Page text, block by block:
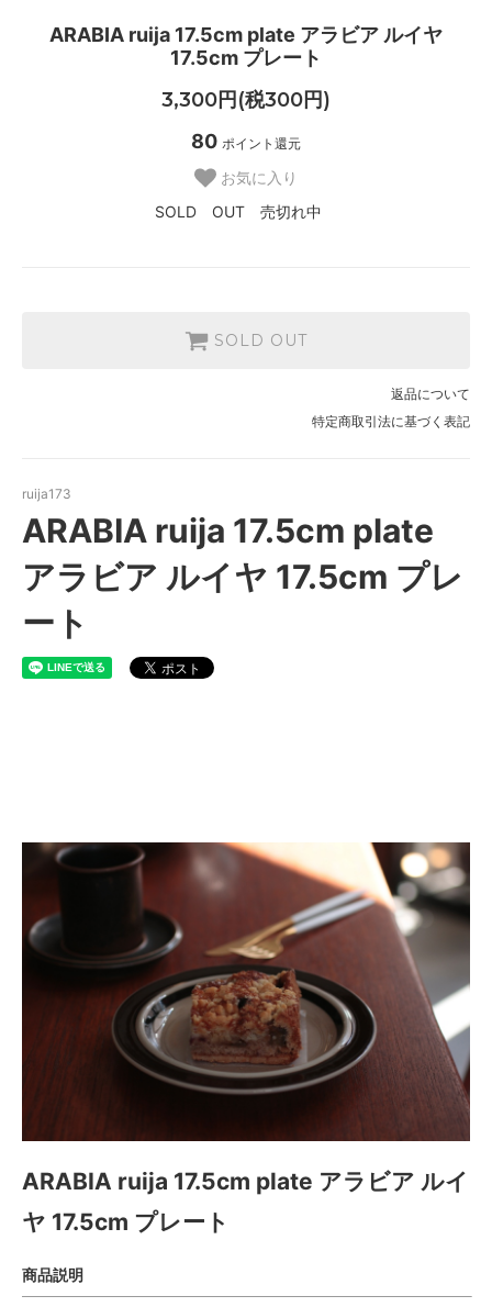
ARABIA ruija 17.5cm plate アラビア ルイヤ
17.5cm プレート
3,300円(税300円)
80 ポイント還元
お気に入り
SOLD OUT 売切れ中
SOLD OUT
返品について
特定商取引法に基づく表記
ruija173
ARABIA ruija 17.5cm plate
アラビア ルイヤ 17.5cm プレ
ート
ARABIA ruija 17.5cm plate アラビア ルイ
ヤ 17.5cm プレート
商品説明